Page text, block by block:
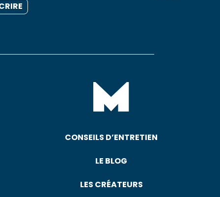
CONSEILS D’ENTRETIEN
LE BLOG
LES CRÉATEURS